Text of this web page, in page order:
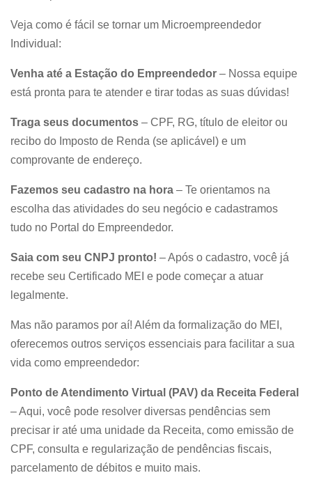
Veja como é fácil se tornar um Microempreendedor
Individual:
Venha até a Estação do Empreendedor – Nossa equipe
está pronta para te atender e tirar todas as suas dúvidas!
Traga seus documentos – CPF, RG, título de eleitor ou
recibo do Imposto de Renda (se aplicável) e um
comprovante de endereço.
Fazemos seu cadastro na hora – Te orientamos na
escolha das atividades do seu negócio e cadastramos
tudo no Portal do Empreendedor.
Saia com seu CNPJ pronto! – Após o cadastro, você já
recebe seu Certificado MEI e pode começar a atuar
legalmente.
Mas não paramos por aí! Além da formalização do MEI,
oferecemos outros serviços essenciais para facilitar a sua
vida como empreendedor:
Ponto de Atendimento Virtual (PAV) da Receita Federal
– Aqui, você pode resolver diversas pendências sem
precisar ir até uma unidade da Receita, como emissão de
CPF, consulta e regularização de pendências fiscais,
parcelamento de débitos e muito mais.